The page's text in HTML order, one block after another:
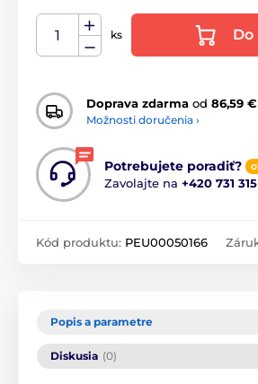
ks Do
Doprava zdarma od 86,59 €
Možnosti doručenia ›
Potrebujete poradiť?
Zavolajte na +420 731
Kód produktu: PEU00050166
Popis a parametre
Diskusia (0)